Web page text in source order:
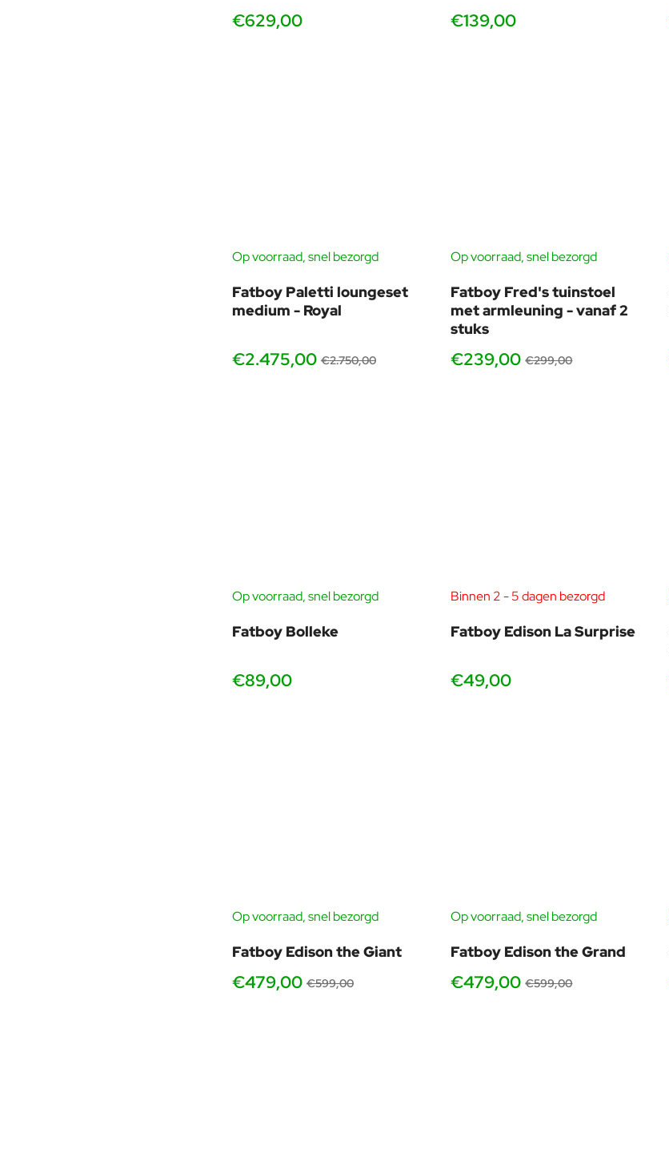
€629,00 €139,00
GRATIS HOEZEN
Op voorraad, snel bezorgd
Fatboy Paletti loungeset
medium - Royal
€2.475,00 €2.750,00
Op voorraad, snel bezorgd
Fatboy Fred's tuinstoel
met armleuning - vanaf 2
stuks
€239,00 €299,00
Op voorraad, snel bezorgd
Fatboy Bolleke
€89,00
Binnen 2 - 5 dagen bezorgd
Fatboy Edison La Surprise
€49,00
Op voorraad, snel bezorgd
Fatboy Edison the Giant
€479,00 €599,00
Op voorraad, snel bezorgd
Fatboy Edison the Grand
€479,00 €599,00